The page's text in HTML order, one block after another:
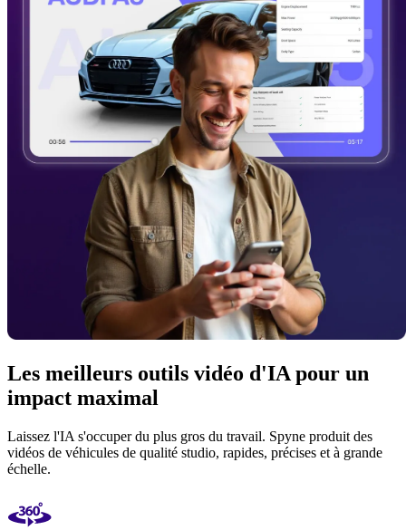
Les meilleurs outils vidéo d'IA pour un
impact maximal
Laissez l'IA s'occuper du plus gros du travail. Spyne produit des
vidéos de véhicules de qualité studio, rapides, précises et à grande
échelle.